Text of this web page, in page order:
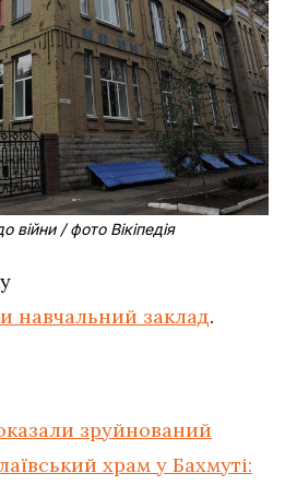
війни / фото Вікіпедія
навчальний заклад.
зруйнований
храм у Бахмуті: